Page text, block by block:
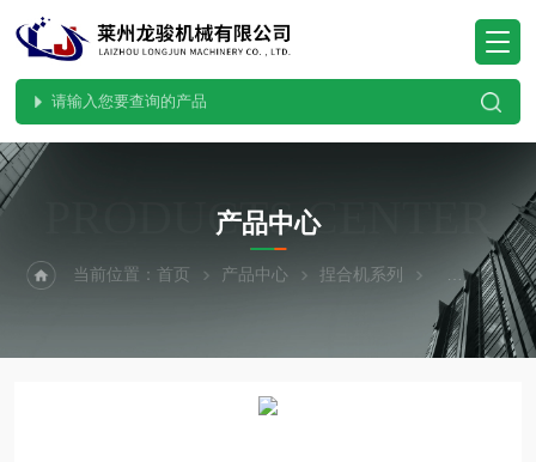
PRODUCTS CENTER
产品中心
当前位置：首页 产品中心 捏合机系列 瓜尔豆胶捏